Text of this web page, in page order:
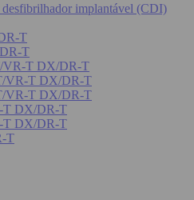
desfibrilhador implantável (CDI)
T
T
VR-T DX/DR-T
VR-T DX/DR-T
VR-T DX/DR-T
T DX/DR-T
T DX/DR-T
T